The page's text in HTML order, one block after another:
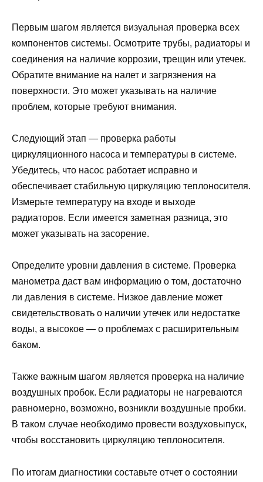
Первым шагом является визуальная проверка всех
компонентов системы. Осмотрите трубы, радиаторы и
соединения на наличие коррозии, трещин или утечек.
Обратите внимание на налет и загрязнения на
поверхности. Это может указывать на наличие
проблем, которые требуют внимания.
Следующий этап — проверка работы
циркуляционного насоса и температуры в системе.
Убедитесь, что насос работает исправно и
обеспечивает стабильную циркуляцию теплоносителя.
Измерьте температуру на входе и выходе
радиаторов. Если имеется заметная разница, это
может указывать на засорение.
Определите уровни давления в системе. Проверка
манометра даст вам информацию о том, достаточно
ли давления в системе. Низкое давление может
свидетельствовать о наличии утечек или недостатке
воды, а высокое — о проблемах с расширительным
баком.
Также важным шагом является проверка на наличие
воздушных пробок. Если радиаторы не нагреваются
равномерно, возможно, возникли воздушные пробки.
В таком случае необходимо провести воздуховыпуск,
чтобы восстановить циркуляцию теплоносителя.
По итогам диагностики составьте отчет о состоянии